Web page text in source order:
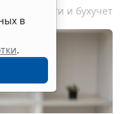
Налоги и бухучет
в
.